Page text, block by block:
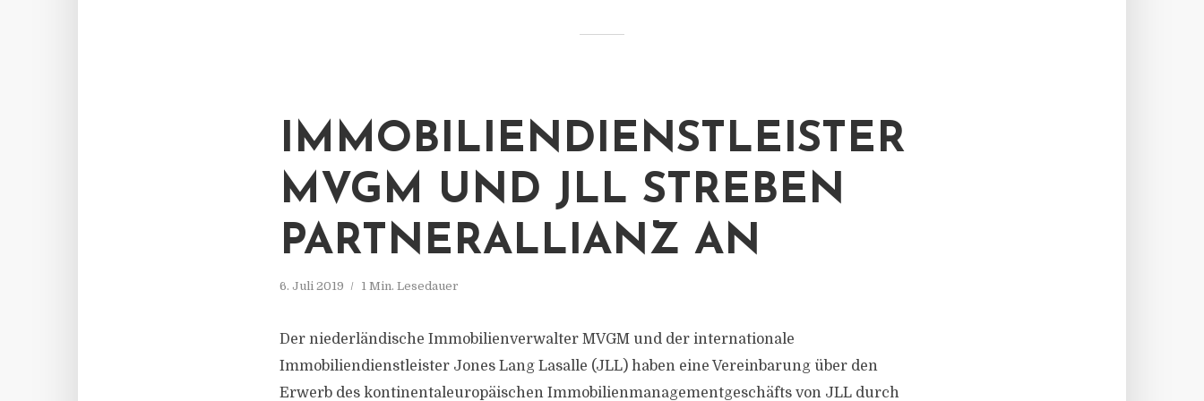
IMMOBILIENDIENSTLEISTER
MVGM UND JLL STREBEN
PARTNERALLIANZ AN
6. Juli 2019 1 Min. Lesedauer
Der niederländische Immobilienverwalter MVGM und der internationale
Immobiliendienstleister Jones Lang Lasalle (JLL) haben eine Vereinbarung über den
Erwerb des kontinentaleuropäischen Immobilienmanagementgeschäfts von JLL durch